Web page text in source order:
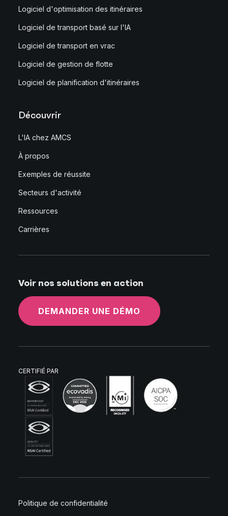
Logiciel d'optimisation des itinéraires
Logiciel de transport basé sur l'IA
Logiciel de transport en vrac
Logiciel de gestion de flotte
Logiciel de planification d'itinéraires
Découvrir
L'IA chez AMCS
À propos
Exemples de réussite
Secteurs d'activité
Ressources
Carrières
Voir nos solutions en action
DEMANDER UNE DÉMO
CERTIFIÉ PAR
Politique de confidentialité